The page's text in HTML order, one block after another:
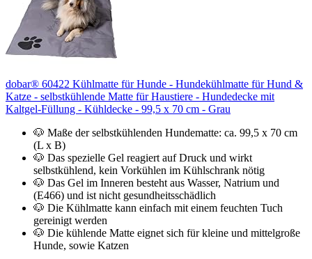
dobar® 60422 Kühlmatte für Hunde - Hundekühlmatte für Hund &
Katze - selbstkühlende Matte für Haustiere - Hundedecke mit
Kaltgel-Füllung - Kühldecke - 99,5 x 70 cm - Grau
🐶 Maße der selbstkühlenden Hundematte: ca. 99,5 x 70 cm
(L x B)
🐶 Das spezielle Gel reagiert auf Druck und wirkt
selbstkühlend, kein Vorkühlen im Kühlschrank nötig
🐶 Das Gel im Inneren besteht aus Wasser, Natrium und
(E466) und ist nicht gesundheitsschädlich
🐶 Die Kühlmatte kann einfach mit einem feuchten Tuch
gereinigt werden
🐶 Die kühlende Matte eignet sich für kleine und mittelgroße
Hunde, sowie Katzen